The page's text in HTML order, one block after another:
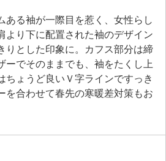
ある袖が一際目を惹く、女性らし
より下に配置された袖のデザイン
りとした印象に。カフス部分は締
ーでそのままでも、袖をたくし上
ちょうど良いＶ字ラインですっき
を合わせて春先の寒暖差対策もお